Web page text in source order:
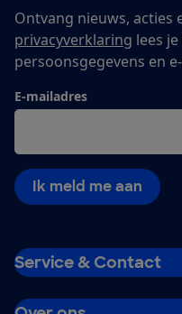
Ontvang nieuws, acties
privacyverklaring lees
persoonsgegevens en
E-mailadres
Ik meld me aan
Service & Contact